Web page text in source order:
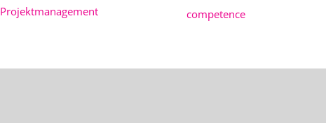
Projektmanagement
competence